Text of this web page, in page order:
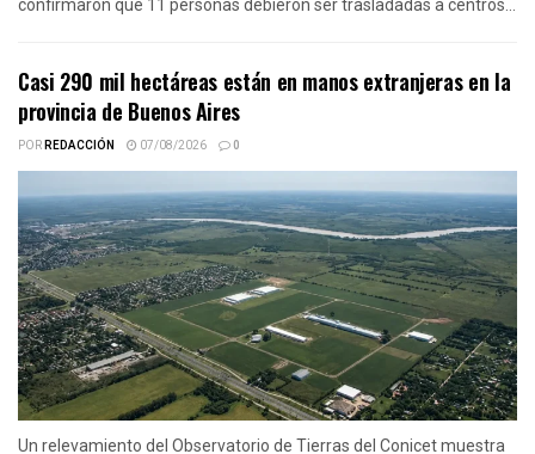
confirmaron que 11 personas debieron ser trasladadas a centros...
Casi 290 mil hectáreas están en manos extranjeras en la
provincia de Buenos Aires
PORREDACCIÓN 07/08/2026 0
Un relevamiento del Observatorio de Tierras del Conicet muestra